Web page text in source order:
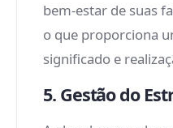
bem-estar de suas
o que proporciona
significado e
5. Gestão do